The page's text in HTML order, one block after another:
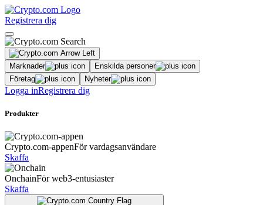
Registrera dig
Marknader
Enskilda personer
Företag
Nyheter
Logga inRegistrera dig
Produkter
Crypto.com-appenFör vardagsanvändare
Skaffa
OnchainFör web3-entusiaster
Skaffa